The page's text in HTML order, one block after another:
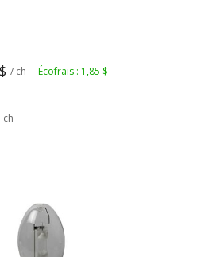
/ ch Écofrais : 1,85 $
ch